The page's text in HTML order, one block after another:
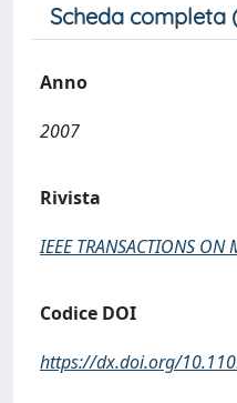
Scheda completa
Anno
2007
Rivista
IEEE TRANSACTIONS ON
Codice DOI
https://dx.doi.org/